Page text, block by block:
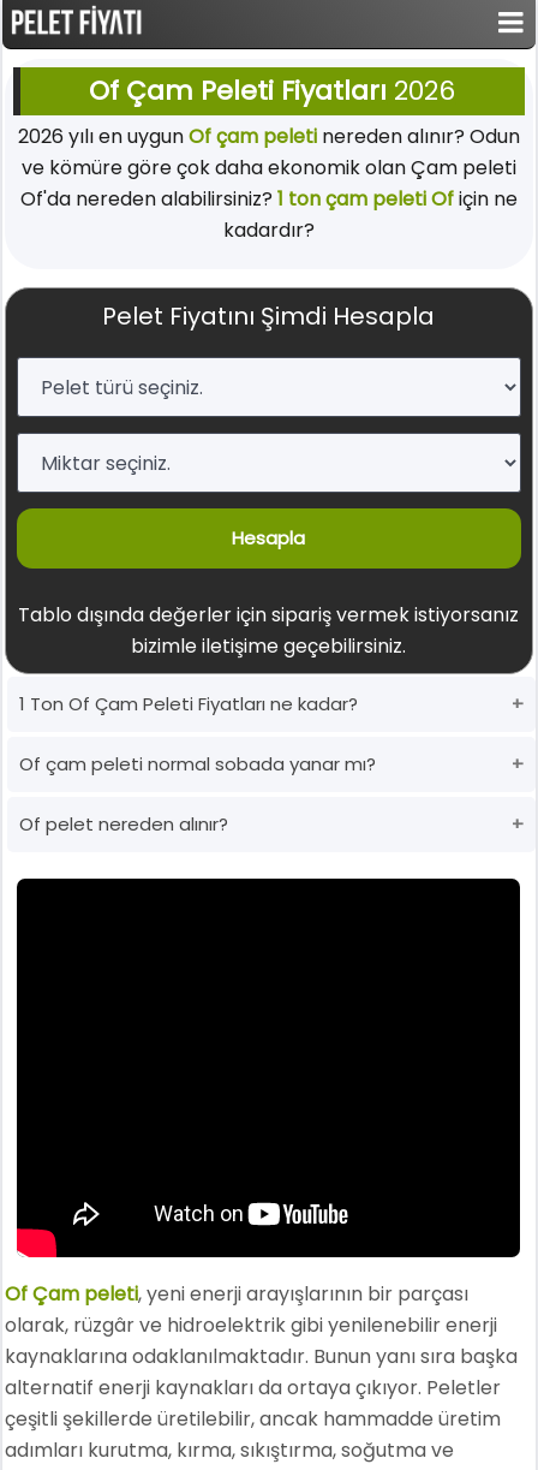
Of Çam Peleti Fiyatları 2026
2026 yılı en uygunOf çam peletinereden alınır? Odun
ve kömüre göre çok daha ekonomik olan Çam peleti
Of'da nereden alabilirsiniz? 1 ton çam peleti Ofiçin ne
kadardır?
Pelet Fiyatını Şimdi Hesapla
Hesapla
Tablo dışında değerler için sipariş vermek istiyorsanız
bizimle iletişime geçebilirsiniz.
1 Ton Of Çam Peleti Fiyatları ne kadar?
Of çam peleti normal sobada yanar mı?
Of pelet nereden alınır?
Of Çam peleti, yeni enerji arayışlarının bir parçası
olarak, rüzgâr ve hidroelektrik gibi yenilenebilir enerji
kaynaklarına odaklanılmaktadır. Bunun yanı sıra başka
alternatif enerji kaynakları da ortaya çıkıyor. Peletler
çeşitli şekillerde üretilebilir, ancak hammadde üretim
adımları kurutma, kırma, sıkıştırma, soğutma ve